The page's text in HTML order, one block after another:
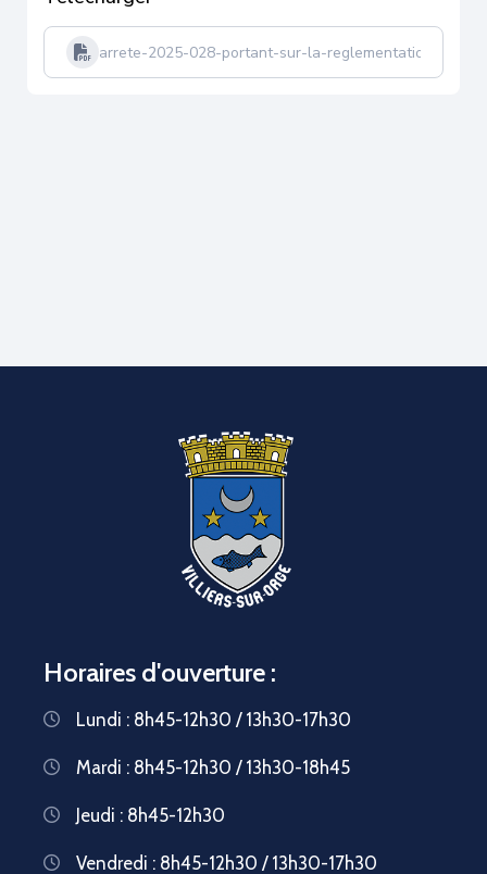
arrete-2025-028-portant-sur-la-reglementation-de-
Horaires d'ouverture :
Lundi : 8h45-12h30 / 13h30-17h30
Mardi : 8h45-12h30 / 13h30-18h45
Jeudi : 8h45-12h30
Vendredi : 8h45-12h30 / 13h30-17h30